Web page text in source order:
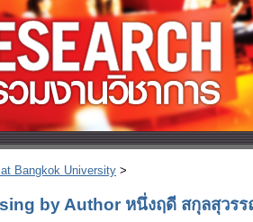
Bangkok University >
by Author หนึ่งฤดี สกุลสุวร